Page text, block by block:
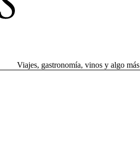
Viajes, gastronomía, vinos y algo más